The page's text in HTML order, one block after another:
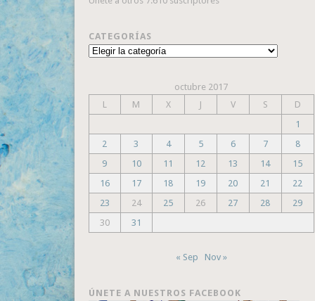
CATEGORÍAS
Categorías
octubre 2017
L
M X J V S
D
1
2
3 4 5 6 7
8
9
10 11 12 13 14
15
16
17 18 19 20 21
22
23
24 25 26 27 28
29
30
31
« Sep Nov »
ÚNETE A NUESTROS FACEBOOK